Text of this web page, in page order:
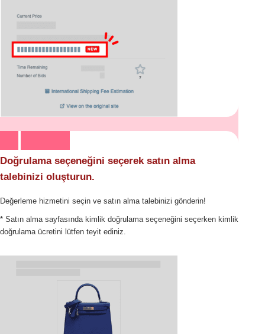
Doğrulama seçeneğini seçerek satın alma
talebinizi oluşturun.
Değerleme hizmetini seçin ve satın alma talebinizi gönderin!
* Satın alma sayfasında kimlik doğrulama seçeneğini seçerken kimlik
doğrulama ücretini lütfen teyit ediniz.